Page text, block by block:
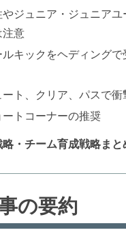
やジュニア・ジュニアユ
注意
ルキックをヘディング
ート、クリア、パスで衝
ートコーナーの推奨
・チーム育成戦略まと
の要約